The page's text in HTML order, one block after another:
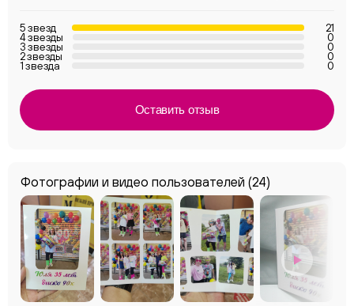
Фотографии и видео пользователей (24)
5 звезд 21
4 звезды 0
3 звезды 0
2 звезды 0
1 звезда 0
Оставить отзыв